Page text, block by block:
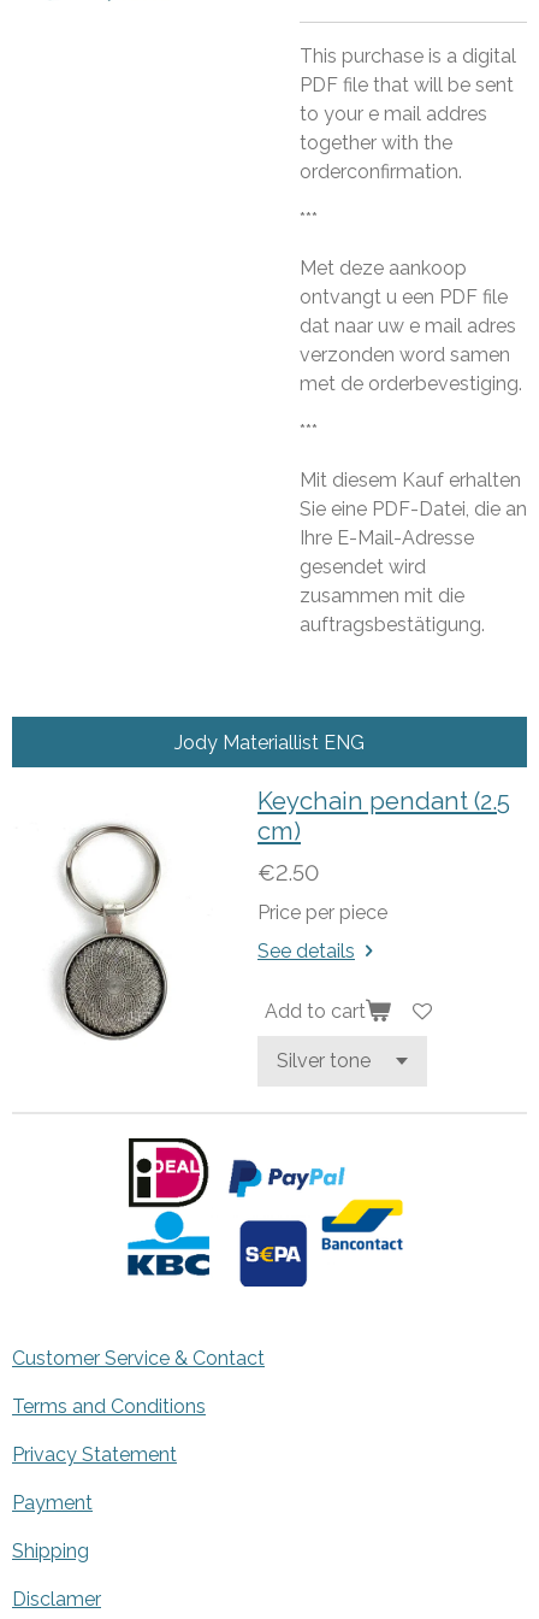
This purchase is a digital
PDF file that will be sent
to your e mail addres
together with the
orderconfirmation.
***
Met deze aankoop
ontvangt u een PDF file
dat naar uw e mail adres
verzonden word samen
met de orderbevestiging.
***
Mit diesem Kauf erhalten
Sie eine PDF-Datei, die an
Ihre E-Mail-Adresse
gesendet wird
zusammen mit die
auftragsbestätigung.
Jody Materiallist ENG
Keychain pendant (2.5
cm)
€2.50
Price per piece
See details
Add to cart
Customer Service & Contact
Terms and Conditions
Privacy Statement
Payment
Shipping
Disclamer